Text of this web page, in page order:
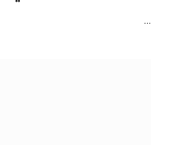
…